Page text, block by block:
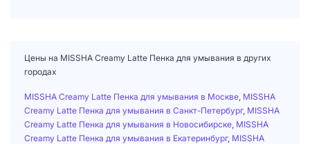
Цены на MISSHA Creamy Latte Пенка для умывания в других
городах
MISSHA Creamy Latte Пенка для умывания в Москве MISSHA
Creamy Latte Пенка для умывания в Санкт-Петербург, MISSHA
Creamy Latte Пенка для умывания в Новосибирске MISSHA
Creamy Latte Пенка для умывания в Екатеринбург, MISSHA